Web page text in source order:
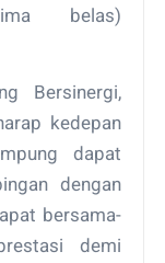
belas)
Bersinergi,
kedepan
dapat
dengan
bersama-
demi